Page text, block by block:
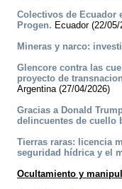
Colectivos de Ecuador
Progen. Ecuador (22/05/
Mineras y narco:
Glencore contra las
proyecto de
Argentina (27/04/2026)
Gracias a Donald
delincuentes de cuello
Tierras raras: licencia
seguridad hídrica y el
Ocultamiento y